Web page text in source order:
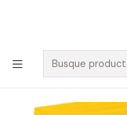
🚀 ¡Despachamos a todo
$100.000 y a RM sobre
Inicio Juegos
Toma 6!